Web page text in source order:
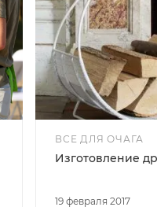
ВСЕ ДЛЯ ОЧАГА
19 февраля 2017
Изготовление